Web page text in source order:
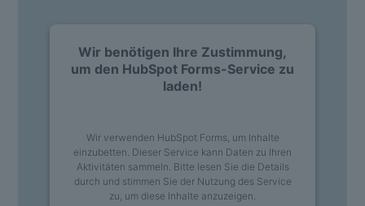
Wir benötigen Ihre Zustimmung,
um den HubSpot Forms-Service zu
laden!
Wir verwenden HubSpot Forms, um Inhalte
einzubetten. Dieser Service kann Daten zu Ihren
Aktivitäten sammeln. Bitte lesen Sie die Details
durch und stimmen Sie der Nutzung des Service
zu, um diese Inhalte anzuzeigen.